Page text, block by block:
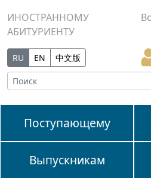
ИНОСТРАННОМУ
АБИТУРИЕНТУ
RU EN 中文版
Поступающему
Выпускникам